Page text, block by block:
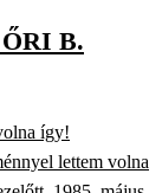
B.
így!
lettem volna